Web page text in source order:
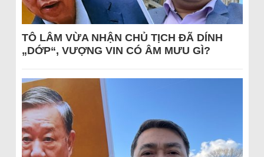
TÔ LÂM VỪA NHẬN CHỦ TỊCH ĐÃ DÍNH
„DỚP“, VƯỢNG VIN CÓ ÂM MƯU GÌ?